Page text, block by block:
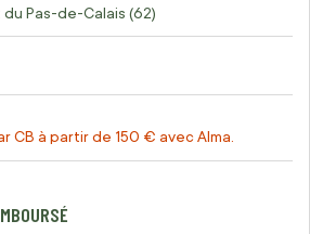
Pas-de-Calais (62)
CB à partir de 150 € avec Alma.